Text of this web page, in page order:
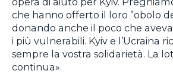
che hanno offerto il loro ”obolo
donando anche il poco che
i più vulnerabili. Kyiv e l’Ucraina
sempre la vostra solidarietà. La
continua».